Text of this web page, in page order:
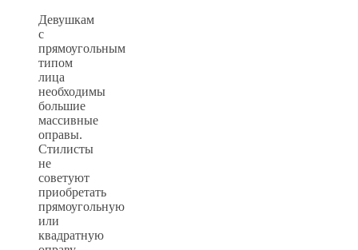
Девушкам
с
прямоугольным
типом
лица
необходимы
большие
массивные
оправы.
Стилисты
не
советуют
приобретать
прямоугольную
или
квадратную